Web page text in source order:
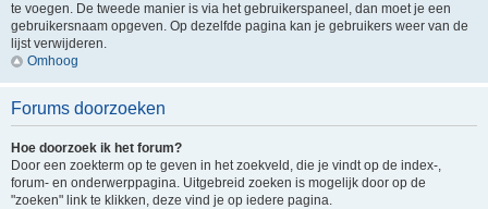
te voegen. De tweede manier is via het gebruikerspaneel, dan moet je een
gebruikersnaam opgeven. Op dezelfde pagina kan je gebruikers weer van de
lijst verwijderen.
Omhoog
Forums doorzoeken
Hoe doorzoek ik het forum?
Door een zoekterm op te geven in het zoekveld, die je vindt op de index-,
forum- en onderwerppagina. Uitgebreid zoeken is mogelijk door op de
"zoeken" link te klikken, deze vind je op iedere pagina.